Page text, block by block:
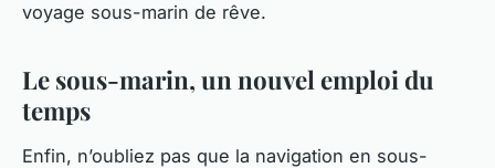
voyage sous-marin de rêve.
Le sous-marin, un nouvel emploi du
temps
Enfin, n’oubliez pas que la navigation en sous-